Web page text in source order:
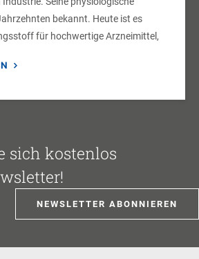
bekannt. Heute ist es
für hochwertige Arzneimittel,
sich kostenlos
NEWSLETTER ABONNIEREN